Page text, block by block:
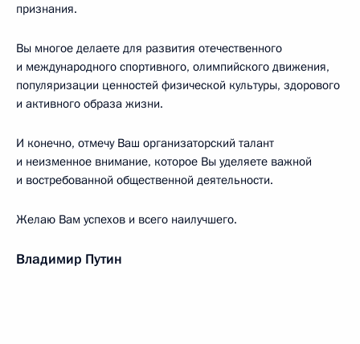
признания.
Вы многое делаете для развития отечественного
и международного спортивного, олимпийского движения,
популяризации ценностей физической культуры, здорового
и активного образа жизни.
И конечно, отмечу Ваш организаторский талант
и неизменное внимание, которое Вы уделяете важной
и востребованной общественной деятельности.
Желаю Вам успехов и всего наилучшего.
Владимир Путин